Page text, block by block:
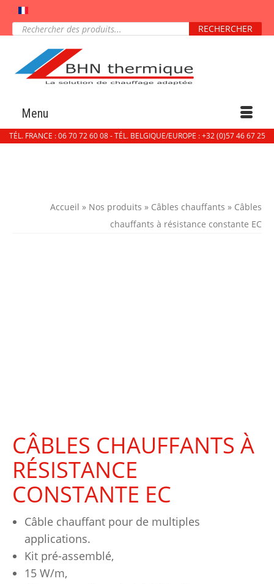
Recherche
de RECHERCHER
Menu
TÉL. FRANCE : 06 70 72 60 08 - TÉL. BELGIQUE/EUROPE : +32 (0)57 46 67 25
Accueil » Nos produits » Câbles chauffants » Câbles
chauffants à résistance constante EC
CÂBLES CHAUFFANTS À
RÉSISTANCE
CONSTANTE EC
Câble chauffant pour de multiples
applications.
Kit pré-assemblé,
15 W/m,